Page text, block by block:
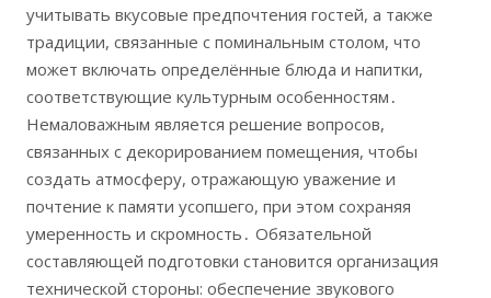
учитывать вкусовые предпочтения гостей, а также
традиции, связанные с поминальным столом, что
может включать определённые блюда и напитки,
соответствующие культурным особенностям․
Немаловажным является решение вопросов,
связанных с декорированием помещения, чтобы
создать атмосферу, отражающую уважение и
почтение к памяти усопшего, при этом сохраняя
умеренность и скромность․ Обязательной
составляющей подготовки становится организация
технической стороны: обеспечение звукового